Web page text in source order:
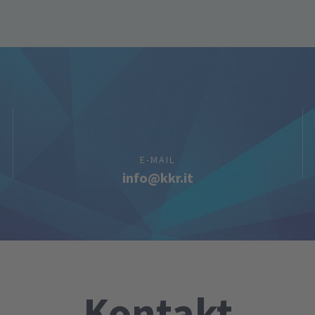
E-MAIL
info@kkr.it